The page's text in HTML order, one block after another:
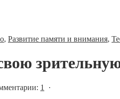
, Развитие памяти и внимания,
1
·